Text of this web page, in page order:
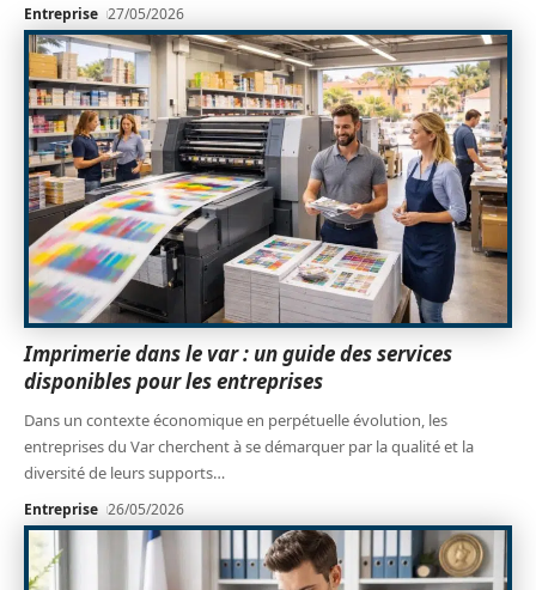
Entreprise 27/05/2026
Imprimerie dans le var : un guide des services
disponibles pour les entreprises
Dans un contexte économique en perpétuelle évolution, les
entreprises du Var cherchent à se démarquer par la qualité et la
diversité de leurs supports…
Entreprise 26/05/2026